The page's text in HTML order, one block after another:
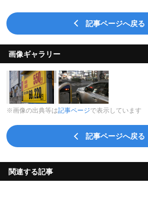
記事ページへ戻る
画像ギャラリー
※画像の出典等は記事ページで表示しています
記事ページへ戻る
関連する記事